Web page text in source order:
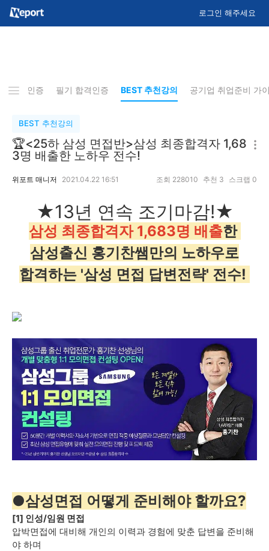
로그인 해주세요
합격인증 필기 합격인증 BEST 추천강의 공기업 취업준비 가
BEST 추천강의
🏆<25하 삼성 면접반>삼성 최종합격자 1,68
3명 배출한 노하우 전수!
위포트 매니저 2021.04.22 16:51 조회 228010 추천 3 스크랩 0
★13년 연속 조기마감!★
삼성 최종합격자 1,683명 배출한
삼성출신 홍기찬쌤만의 노하우로
합격하는 '삼성 면접 답변전략' 전수!
●삼성면접 어떻게 준비해야 할까요?
[1] 인성/임원 면접
압박면접에 대비해 개인의 이력과 경험에 맞춘 답변을 준비해
야 하며